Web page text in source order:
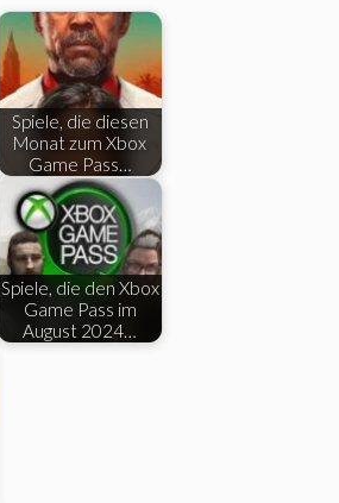
Spiele, die diesen
Monat zum Xbox
Game Pass…
Spiele, die den Xbox
Game Pass im
August 2024…